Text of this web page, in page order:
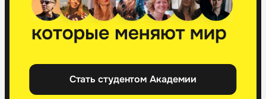
Стать студентом Академии